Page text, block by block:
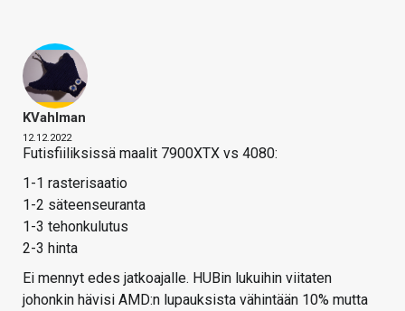
KVahlman
12.12.2022
Futisfiiliksissä maalit 7900XTX vs 4080:
1-1 rasterisaatio
1-2 säteenseuranta
1-3 tehonkulutus
2-3 hinta
Ei mennyt edes jatkoajalle. HUBin lukuihin viitaten
johonkin hävisi AMD:n lupauksista vähintään 10% mutta